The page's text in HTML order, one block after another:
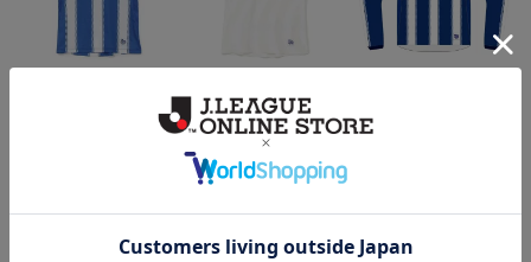
ニフォーム半袖（FP1st） ニフォーム半袖（FP2n
d）
18,700円～23,760円
チームマスコット「ディーオ」グッズは、サポータ